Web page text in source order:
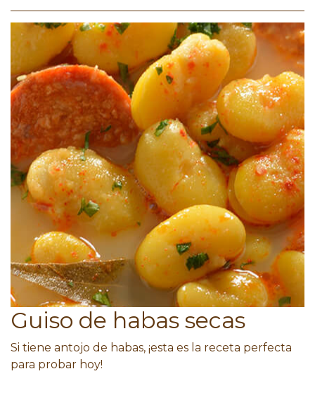
Guiso de habas secas
Si tiene antojo de habas, ¡esta es la receta perfecta
para probar hoy!